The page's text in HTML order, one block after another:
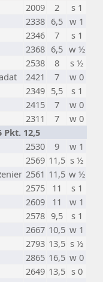
2009 2
s 1
2338 6,5 w 1
2346 7
s 1
2368 6,5 w ½
2538 8
s ½
2421 7
w 0
2349 5,5
s 1
2415 7
w 0
2311 7
w 0
Pkt. 12,5
2530 9
w 1
2569 11,5 s ½
2561 11,5 w ½
2575 11
s 1
2609 11
w 1
2578 9,5
s 1
2667 10,5 w 1
2793 13,5 s ½
2865 16,5 w 0
2649 13,5 s 0